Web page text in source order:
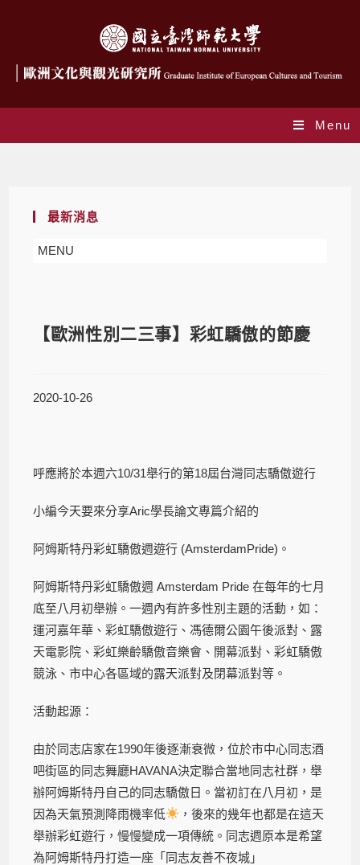
Menu
最新消息
MENU
【歐洲性別二三事】彩虹驕傲的節慶
2020-10-26
呼應將於本週六10/31舉行的第18屆台灣同志驕傲遊行
小編今天要來分享Aric學長論文專篇介紹的
阿姆斯特丹彩虹驕傲週遊行 (AmsterdamPride)。
阿姆斯特丹彩虹驕傲週 Amsterdam Pride 在每年的七月
底至八月初舉辦。一週內有許多性別主題的活動，如：
運河嘉年華、彩虹驕傲遊行、馮德爾公園午後派對、露
天電影院、彩虹樂齡驕傲音樂會、開幕派對、彩虹驕傲
競泳‍、市中心各區域的露天派對及閉幕派對等。
活動起源：
由於同志店家在1990年後逐漸衰微，位於市中心同志酒
吧街區的同志舞廳HAVANA決定聯合當地同志社群，舉
辦阿姆斯特丹自己的同志驕傲日。當初訂在八月初，是
因為天氣預測降雨機率低
，後來的幾年也都是在這天
舉辦彩虹遊行，慢慢變成一項傳統。同志週原本是希望
為阿姆斯特丹打造一座「同志友善不夜城」